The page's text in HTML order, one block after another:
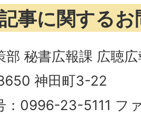
事に関する
部 秘書広報課 広聴
神田町3-22
：0996-23-5111 フ